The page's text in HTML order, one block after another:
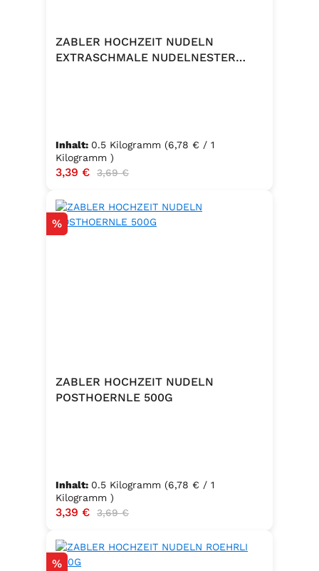
ZABLER HOCHZEIT NUDELN
EXTRASCHMALE NUDELNESTER
Inhalt: 0.5 Kilogramm (6,78 € / 1
Kilogramm )
Verkaufspreis:
3,39 € Regulärer Preis:
3,69 €
Rabatt
%
ZABLER HOCHZEIT NUDELN
POSTHOERNLE 500G
Inhalt: 0.5 Kilogramm (6,78 € / 1
Kilogramm )
Verkaufspreis:
3,39 € Regulärer Preis:
3,69 €
Rabatt
%